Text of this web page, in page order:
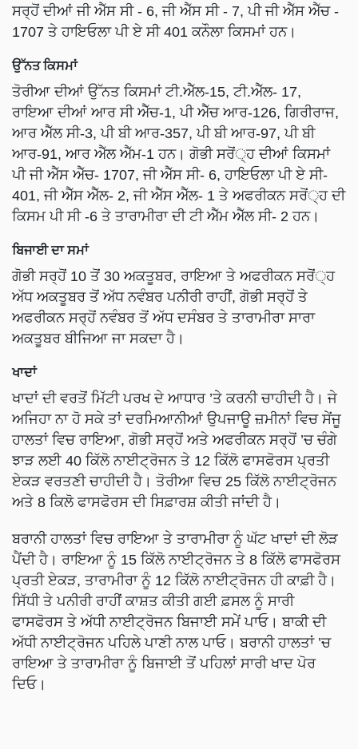
ਸਰ੍ਹੋਂ ਦੀਆਂ ਜੀ ਐੱਸ ਸੀ - 6, ਜੀ ਐੱਸ ਸੀ - 7, ਪੀ ਜੀ ਐੱਸ ਐੱਚ -
1707 ਤੇ ਹਾਇਓਲਾ ਪੀ ਏ ਸੀ 401 ਕਨੌਲਾ ਕਿਸਮਾਂ ਹਨ।
ਉੱਨਤ ਕਿਸਮਾਂ
ਤੋਰੀਆ ਦੀਆਂ ਉੱਨਤ ਕਿਸਮਾਂ ਟੀ.ਐੱਲ-15, ਟੀ.ਐੱਲ- 17,
ਰਾਇਆ ਦੀਆਂ ਆਰ ਸੀ ਐੱਚ-1, ਪੀ ਐੱਚ ਆਰ-126, ਗਿਰੀਰਾਜ,
ਆਰ ਐੱਲ ਸੀ-3, ਪੀ ਬੀ ਆਰ-357, ਪੀ ਬੀ ਆਰ-97, ਪੀ ਬੀ
ਆਰ-91, ਆਰ ਐੱਲ ਐੱਮ-1 ਹਨ। ਗੋਭੀ ਸਰੋਂ੍ਹ ਦੀਆਂ ਕਿਸਮਾਂ
ਪੀ ਜੀ ਐੱਸ ਐੱਚ- 1707, ਜੀ ਐੱਸ ਸੀ- 6, ਹਾਇਓਲਾ ਪੀ ਏ ਸੀ-
401, ਜੀ ਐੱਸ ਐੱਲ- 2, ਜੀ ਐੱਸ ਐੱਲ- 1 ਤੇ ਅਫਰੀਕਨ ਸਰੋਂ੍ਹ ਦੀ
ਕਿਸਮ ਪੀ ਸੀ -6 ਤੇ ਤਾਰਾਮੀਰਾ ਦੀ ਟੀ ਐੱਮ ਐੱਲ ਸੀ- 2 ਹਨ।
ਬਿਜਾਈ ਦਾ ਸਮਾਂ
ਗੋਭੀ ਸਰ੍ਹੋਂ 10 ਤੋਂ 30 ਅਕਤੂਬਰ, ਰਾਇਆ ਤੇ ਅਫਰੀਕਨ ਸਰੋਂ੍ਹ
ਅੱਧ ਅਕਤੂਬਰ ਤੋਂ ਅੱਧ ਨਵੰਬਰ ਪਨੀਰੀ ਰਾਹੀਂ, ਗੋਭੀ ਸਰ੍ਹੋਂ ਤੇ
ਅਫਰੀਕਨ ਸਰ੍ਹੋਂ ਨਵੰਬਰ ਤੋਂ ਅੱਧ ਦਸੰਬਰ ਤੇ ਤਾਰਾਮੀਰਾ ਸਾਰਾ
ਅਕਤੂਬਰ ਬੀਜਿਆ ਜਾ ਸਕਦਾ ਹੈ।
ਖਾਦਾਂ
ਖਾਦਾਂ ਦੀ ਵਰਤੋਂ ਮਿੱਟੀ ਪਰਖ ਦੇ ਆਧਾਰ ’ਤੇ ਕਰਨੀ ਚਾਹੀਦੀ ਹੈ। ਜੇ
ਅਜਿਹਾ ਨਾ ਹੋ ਸਕੇ ਤਾਂ ਦਰਮਿਆਨੀਆਂ ਉਪਜਾਊ ਜ਼ਮੀਨਾਂ ਵਿਚ ਸੇਂਜੂ
ਹਾਲਤਾਂ ਵਿਚ ਰਾਇਆ, ਗੋਭੀ ਸਰ੍ਹੋਂ ਅਤੇ ਅਫਰੀਕਨ ਸਰ੍ਹੋਂ ’ਚ ਚੰਗੇ
ਝਾੜ ਲਈ 40 ਕਿੱਲੋ ਨਾਈਟ੍ਰੋਜਨ ਤੇ 12 ਕਿੱਲੋ ਫਾਸਫੋਰਸ ਪ੍ਰਤੀ
ਏਕੜ ਵਰਤਣੀ ਚਾਹੀਦੀ ਹੈ। ਤੋਰੀਆ ਵਿਚ 25 ਕਿੱਲੋ ਨਾਈਟ੍ਰੋਜਨ
ਅਤੇ 8 ਕਿਲੋ ਫਾਸਫੋਰਸ ਦੀ ਸਿਫ਼ਾਰਸ਼ ਕੀਤੀ ਜਾਂਦੀ ਹੈ।
ਬਰਾਨੀ ਹਾਲਤਾਂ ਵਿਚ ਰਾਇਆ ਤੇ ਤਾਰਾਮੀਰਾ ਨੂੰ ਘੱਟ ਖਾਦਾਂ ਦੀ ਲੋੜ
ਪੈਂਦੀ ਹੈ। ਰਾਇਆ ਨੂੰ 15 ਕਿੱਲੋ ਨਾਈਟ੍ਰੋਜਨ ਤੇ 8 ਕਿੱਲੋ ਫਾਸਫੋਰਸ
ਪ੍ਰਤੀ ਏਕੜ, ਤਾਰਾਮੀਰਾ ਨੂੰ 12 ਕਿੱਲੋ ਨਾਈਟ੍ਰੋਜਨ ਹੀ ਕਾਫ਼ੀ ਹੈ।
ਸਿੱਧੀ ਤੇ ਪਨੀਰੀ ਰਾਹੀਂ ਕਾਸ਼ਤ ਕੀਤੀ ਗਈ ਫ਼ਸਲ ਨੂੰ ਸਾਰੀ
ਫਾਸਫੋਰਸ ਤੇ ਅੱਧੀ ਨਾਈਟ੍ਰੋਜਨ ਬਿਜਾਈ ਸਮੇਂ ਪਾਓ। ਬਾਕੀ ਦੀ
ਅੱਧੀ ਨਾਈਟ੍ਰੋਜਨ ਪਹਿਲੇ ਪਾਣੀ ਨਾਲ ਪਾਓ। ਬਰਾਨੀ ਹਾਲਤਾਂ ’ਚ
ਰਾਇਆ ਤੇ ਤਾਰਾਮੀਰਾ ਨੂੰ ਬਿਜਾਈ ਤੋਂ ਪਹਿਲਾਂ ਸਾਰੀ ਖਾਦ ਪੋਰ
ਦਿਓ।